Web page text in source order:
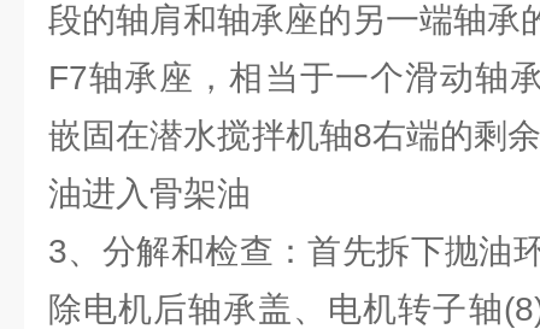
段的轴肩和轴承座的另一端轴承
F7轴承座，相当于一个滑动轴
嵌固在潜水搅拌机轴8右端的剩
油进入骨架油
3、分解和检查：首先拆下抛油
除电机后轴承盖、电机转子轴